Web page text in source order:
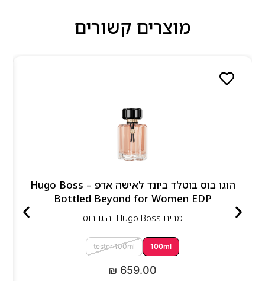
מוצרים קשורים
הוגו בוס בוטלד ביונד לאישה אדפ – Hugo Boss
Bottled Beyond for Women EDP
מבית Hugo Boss- הוגו בוס
100ml
tester 100ml
₪ 659.00